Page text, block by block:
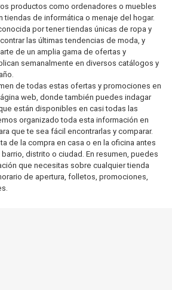
productos como ordenadores o muebles
tiendas de informática o menaje del hogar.
por tener tiendas únicas de ropa y
las últimas tendencias de moda, y
de un amplia gama de ofertas y
semanalmente en diversos catálogos y
de todas estas ofertas y promociones en
web, donde también puedes indagar
están disponibles en casi todas las
organizado toda esta información en
que te sea fácil encontrarlas y comparar.
de la compra en casa o en la oficina antes
distrito o ciudad. En resumen, puedes
que necesitas sobre cualquier tienda
de apertura, folletos, promociones,